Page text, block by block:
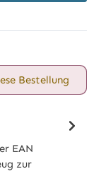
Bestellung
EAN
zur